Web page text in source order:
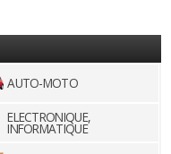
AUTO-MOTO
ELECTRONIQUE,
INFORMATIQUE